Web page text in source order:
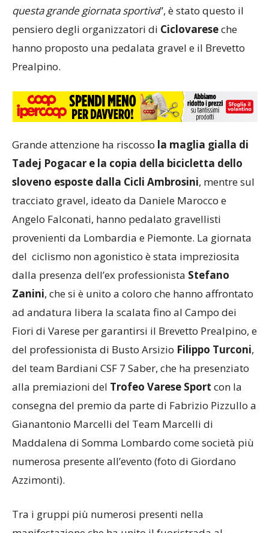
questa grande giornata sportiva”, è stato questo il
pensiero degli organizzatori di Ciclovareseche
hanno proposto una pedalata gravel e il Brevetto
Prealpino.
Grande attenzione ha riscosso la maglia gialla di
Tadej Pogacar e la copia della bicicletta dello
sloveno esposte dalla Cicli Ambrosini
tracciato gravel, ideato da Daniele Marocco e
Angelo Falconati, hanno pedalato gravellisti
provenienti da Lombardia e Piemonte. La giornata
del ciclismo non agonistico è stata impreziosita
dalla presenza dell’ex professionista
ad andatura libera la scalata fino al Campo dei
Fiori di Varese per garantirsi il Brevetto Prealpino, e
del professionista di Busto Arsizio
Filippo Turconi
del team Bardiani CSF 7 Saber, che ha presenziato
alla premiazioni del
Trofeo Varese Sport
consegna del premio da parte di Fabrizio Pizzullo a
Maddalena di Somma Lombardo come società più
numerosa presente all’evento (foto di Giordano
Tra i gruppi più numerosi presenti nella